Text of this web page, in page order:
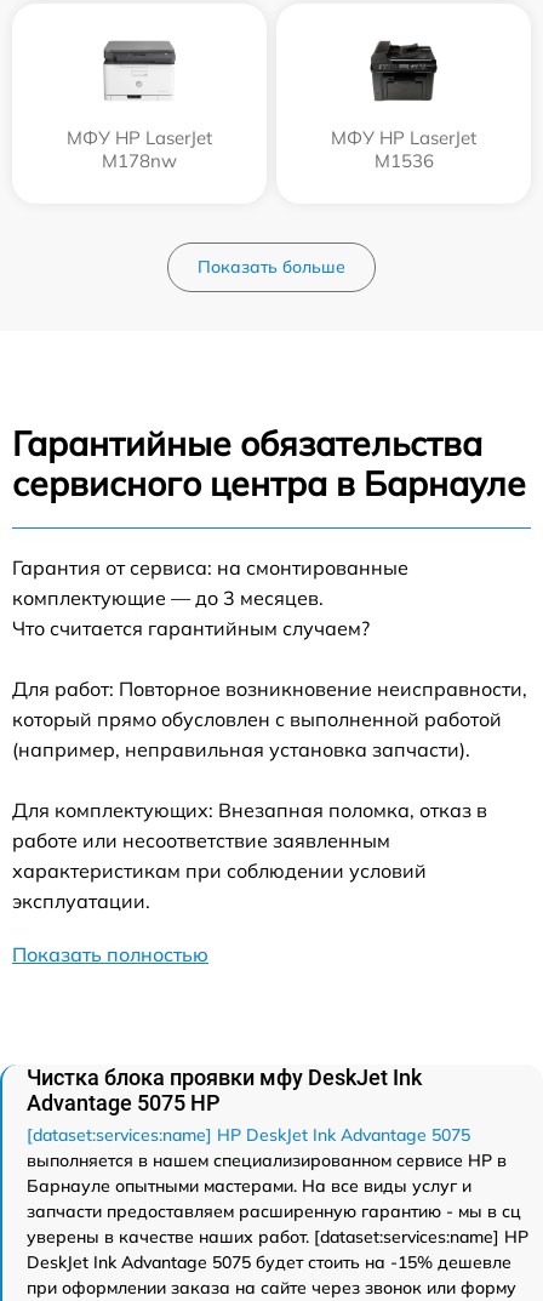
МФУ HP LaserJet
M178nw
МФУ HP LaserJet
M1536
Показать больше
Гарантийные обязательства
сервисного центра в Барнауле
Гарантия от сервиса: на смонтированные
комплектующие — до 3 месяцев.
Что считается гарантийным случаем?
Для работ: Повторное возникновение неисправности,
который прямо обусловлен с выполненной работой
(например, неправильная установка запчасти).
Для комплектующих: Внезапная поломка, отказ в
работе или несоответствие заявленным
характеристикам при соблюдении условий
эксплуатации.
Показать полностью
Чистка блока проявки мфу DeskJet Ink
Advantage 5075 HP
[dataset:services:name] HP DeskJet Ink Advantage 5075
выполняется в нашем специализированном сервисе HP в
Барнауле опытными мастерами. На все виды услуг и
запчасти предоставляем расширенную гарантию - мы в сц
уверены в качестве наших работ. [dataset:services:name] HP
DeskJet Ink Advantage 5075 будет стоить на -15% дешевле
при оформлении заказа на сайте через звонок или форму